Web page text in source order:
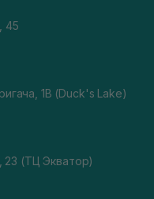
45
1В (Duck's Lake)
23 (ТЦ Экватор)